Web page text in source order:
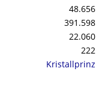
48.656
391.598
22.060
222
Kristallprinz